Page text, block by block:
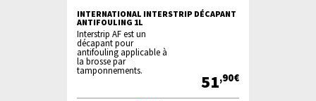
INTERNATIONAL INTERSTRIP DÉCAPANT
ANTIFOULING 1L
Interstrip AF est un
décapant pour
antifouling applicable à
la brosse par
tamponnements.
51,90€